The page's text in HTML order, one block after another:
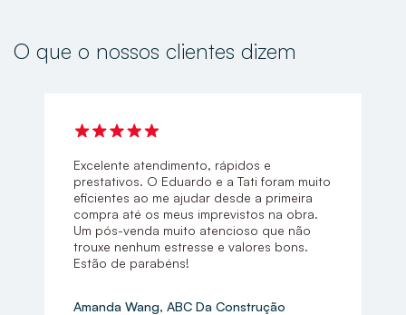
O que o nossos clientes dizem
Excelente atendimento, rápidos e
prestativos. O Eduardo e a Tati foram muito
eficientes ao me ajudar desde a primeira
compra até os meus imprevistos na obra.
Um pós-venda muito atencioso que não
trouxe nenhum estresse e valores bons.
Estão de parabéns!
Amanda Wang, ABC Da Construção